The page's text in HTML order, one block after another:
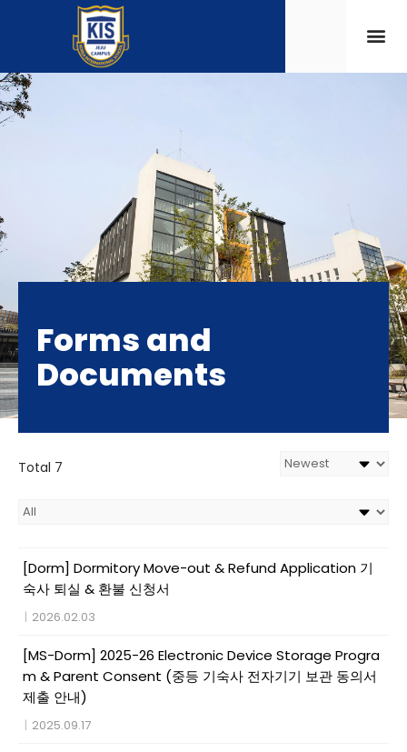
Forms and
Documents
Total 7
[Dorm] Dormitory Move-out & Refund Application 기
숙사 퇴실 & 환불 신청서
| 2026.02.03
[MS-Dorm] 2025-26 Electronic Device Storage Progra
m & Parent Consent (중등 기숙사 전자기기 보관 동의서
제출 안내)
| 2025.09.17